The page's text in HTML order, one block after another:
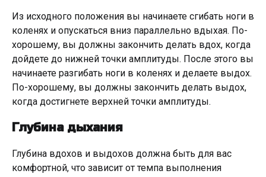
Из исходного положения вы начинаете сгибать ноги в
коленях и опускаться вниз параллельно вдыхая. По-
хорошему, вы должны закончить делать вдох, когда
дойдете до нижней точки амплитуды. После этого вы
начинаете разгибать ноги в коленях и делаете выдох.
По-хорошему, вы должны закончить делать выдох,
когда достигнете верхней точки амплитуды.
Глубина дыхания
Глубина вдохов и выдохов должна быть для вас
комфортной, что зависит от темпа выполнения